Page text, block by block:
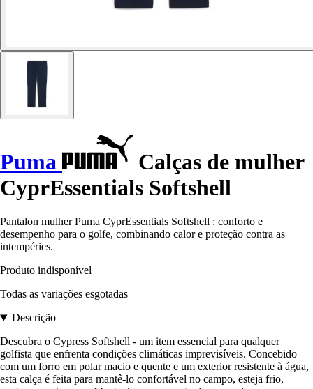
Puma
Calças de mulher
CyprEssentials Softshell
Pantalon mulher Puma CyprEssentials Softshell : conforto e
desempenho para o golfe, combinando calor e proteção contra as
intempéries.
Produto indisponível
Todas as variações esgotadas
Descrição
Descubra o Cypress Softshell - um item essencial para qualquer
golfista que enfrenta condições climáticas imprevisíveis. Concebido
com um forro em polar macio e quente e um exterior resistente à água,
esta calça é feita para mantê-lo confortável no campo, esteja frio,